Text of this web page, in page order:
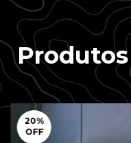
20%
OFF